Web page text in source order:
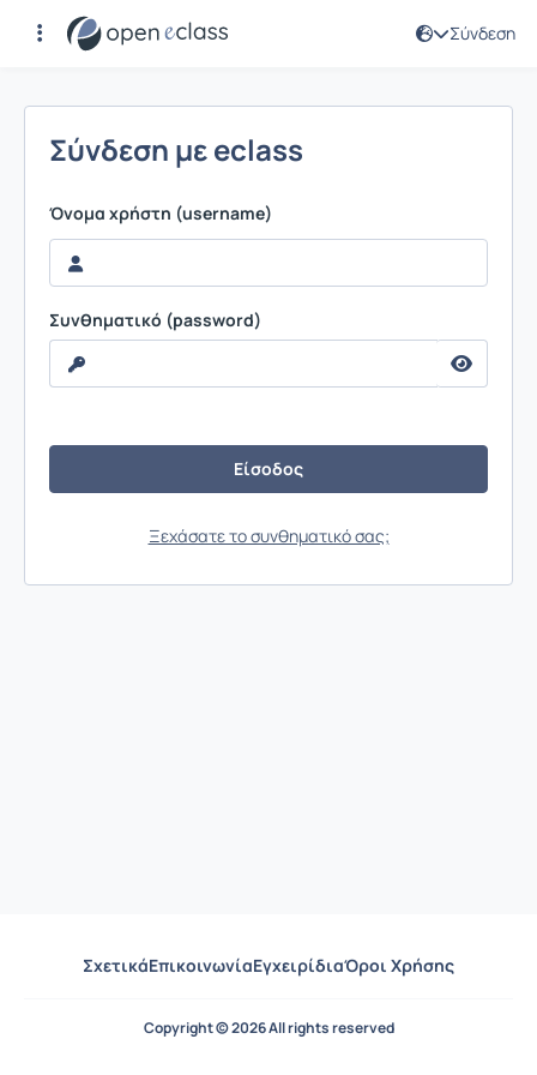
Σύνδεση
Σύνδεση
Σύνδεση με eclass
Όνομα χρήστη (username)
Συνθηματικό (password)
Ξεχάσατε το συνθηματικό σας;
ΣχετικάΕπικοινωνίαΕγχειρίδιαΌροι Χρήσης
Copyright © 2026 All rights reserved